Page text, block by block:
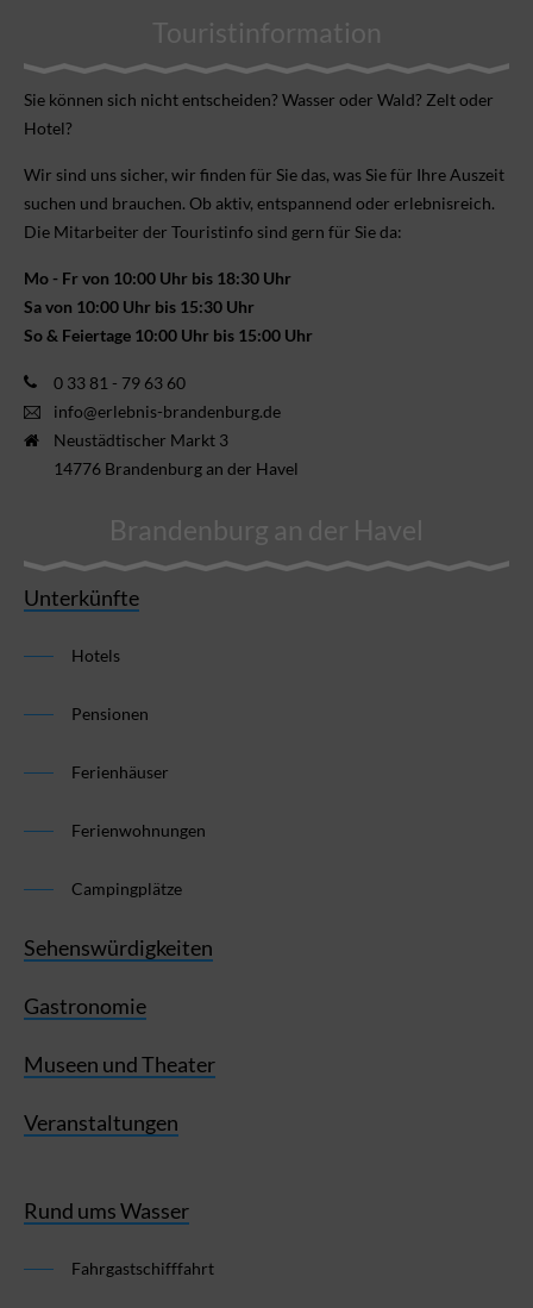
Touristinformation
Sie können sich nicht ent­scheiden? Wasser oder Wald? Zelt oder
Hotel?
Wir sind uns sicher, wir finden für Sie das, was Sie für Ihre Aus­zeit
suchen und brauchen. Ob aktiv, ent­spannend oder erlebnis­reich.
Die Mitarbeiter der Touristinfo sind gern für Sie da:
Mo - Fr von 10:00 Uhr bis 18:30 Uhr
Sa von 10:00 Uhr bis 15:30 Uhr
So & Feiertage 10:00 Uhr bis 15:00 Uhr
0 33 81 - 79 63 60
info@erlebnis-brandenburg.de
Neustädtischer Markt 3
14776 Brandenburg an der Havel
Brandenburg an der Havel
Unterkünfte
Hotels
Pensionen
Ferienhäuser
Ferienwohnungen
Campingplätze
Sehenswürdigkeiten
Gastronomie
Museen und Theater
Veranstaltungen
Rund ums Wasser
Fahrgastschifffahrt